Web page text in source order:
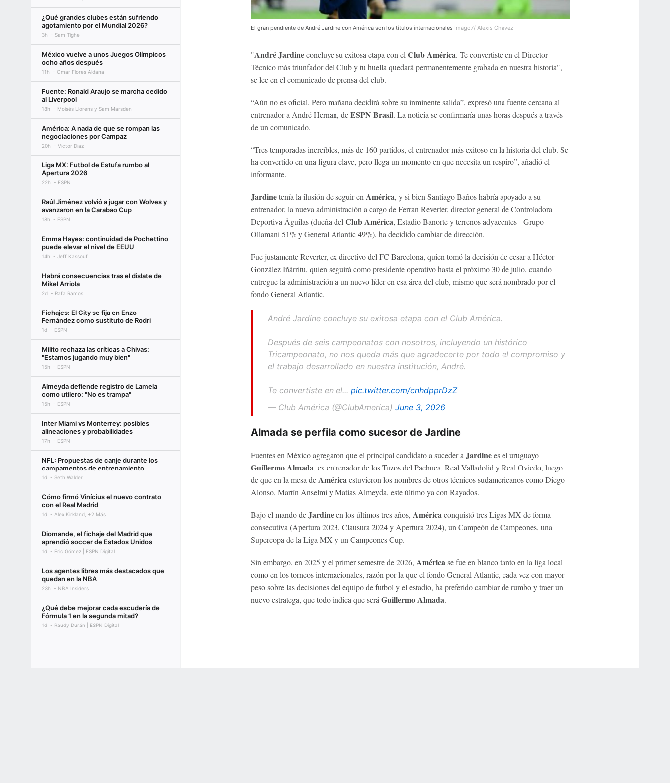
¿Qué grandes clubes están sufriendo
agotamiento por el Mundial 2026?
3h Sam Tighe
México vuelve a unos Juegos Olímpicos
ocho años después
11h Omar Flores Aldana
Fuente: Ronald Araujo se marcha cedido
al Liverpool
18h Moisés Llorens y Sam Marsden
América: A nada de que se rompan las
negociaciones por Campaz
20h Víctor Díaz
Liga MX: Futbol de Estufa rumbo al
Apertura 2026
22h ESPN
Raúl Jiménez volvió a jugar con Wolves y
avanzaron en la Carabao Cup
18h ESPN
Emma Hayes: continuidad de Pochettino
puede elevar el nivel de EEUU
14h Jeff Kassouf
Habrá consecuencias tras el dislate de
Mikel Arriola
2d Rafa Ramos
Fichajes: El City se fija en Enzo
Fernández como sustituto de Rodri
1d ESPN
Milito rechaza las críticas a Chivas:
"Estamos jugando muy bien"
15h ESPN
Almeyda defiende registro de Lamela
como utilero: "No es trampa"
15h ESPN
Inter Miami vs Monterrey: posibles
alineaciones y probabilidades
17h ESPN
NFL: Propuestas de canje durante los
campamentos de entrenamiento
1d Seth Walder
Cómo firmó Vinícius el nuevo contrato
con el Real Madrid
1d Alex Kirkland, +2 Más
Diomande, el fichaje del Madrid que
aprendió soccer de Estados Unidos
1d Eric Gómez | ESPN Digital
Los agentes libres más destacados que
quedan en la NBA
23h NBA Insiders
¿Qué debe mejorar cada escudería de
Fórmula 1 en la segunda mitad?
1d Raudy Durán | ESPN Digital
El gran pendiente de André Jardine con América son los títulos internacionales Imago7/ Alexis Chavez
"André Jardineconcluye su exitosa etapa con elClub América. Te convertiste en el Director
Técnico más triunfador del Club y tu huella quedará permanentemente grabada en nuestra historia",
se lee en el comunicado de prensa del club.
“Aún no es oficial. Pero mañana decidirá sobre su inminente salida”, expresó una fuente cercana al
entrenador a André Hernan, deESPN Brasil. La noticia se confirmaría unas horas después a través
de un comunicado.
“Tres temporadas increíbles, más de 160 partidos, el entrenador más exitoso en la historia del club. Se
ha convertido en una figura clave, pero llega un momento en que necesita un respiro”, añadió el
informante.
Jardinetenía la ilusión de seguir enAmérica, y si bien Santiago Baños habría apoyado a su
entrenador, la nueva administración a cargo de Ferran Reverter, director general de Controladora
Deportiva Águilas (dueña delClub América, Estadio Banorte y terrenos adyacentes - Grupo
Ollamani 51% y General Atlantic 49%), ha decidido cambiar de dirección.
Fue justamente Reverter, ex directivo del FC Barcelona, quien tomó la decisión de cesar a Héctor
González Iñárritu, quien seguirá como presidente operativo hasta el próximo 30 de julio, cuando
entregue la administración a un nuevo líder en esa área del club, mismo que será nombrado por el
fondo General Atlantic.
André Jardine concluye su exitosa etapa con el Club América.
Después de seis campeonatos con nosotros, incluyendo un histórico
Tricampeonato, no nos queda más que agradecerte por todo el compromiso y
el trabajo desarrollado en nuestra institución, André.
Te convertiste en el... pic.twitter.com/cnhdpprDzZ
— Club América (@ClubAmerica) June 3, 2026
Almada se perfila como sucesor de Jardine
Fuentes en México agregaron que el principal candidato a suceder aJardinees el uruguayo
Guillermo Almada, ex entrenador de los Tuzos del Pachuca, Real Valladolid y Real Oviedo, luego
de que en la mesa deAméricaestuvieron los nombres de otros técnicos sudamericanos como Diego
Alonso, Martín Anselmi y Matías Almeyda, este último ya con Rayados.
Bajo el mando deJardineen los últimos tres años, Américaconquistó tres Ligas MX de forma
consecutiva (Apertura 2023, Clausura 2024 y Apertura 2024), un Campeón de Campeones, una
Supercopa de la Liga MX y un Campeones Cup.
Sin embargo, en 2025 y el primer semestre de 2026, Américase fue en blanco tanto en la liga local
como en los torneos internacionales, razón por la que el fondo General Atlantic, cada vez con mayor
peso sobre las decisiones del equipo de futbol y el estadio, ha preferido cambiar de rumbo y traer un
nuevo estratega, que todo indica que seráGuillermo Almada.